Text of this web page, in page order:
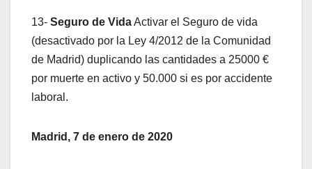
13- Seguro de VidaActivar el Seguro de vida
(desactivado por la Ley 4/2012 de la Comunidad
de Madrid) duplicando las cantidades a 25000 €
por muerte en activo y 50.000 si es por accidente
laboral.
Madrid, 7 de enero de 2020